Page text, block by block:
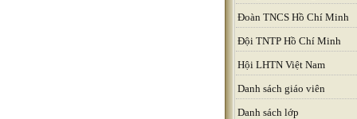
Đoàn TNCS Hồ Chí Minh
Đội TNTP Hồ Chí Minh
Hội LHTN Việt Nam
Danh sách giáo viên
Danh sách lớp